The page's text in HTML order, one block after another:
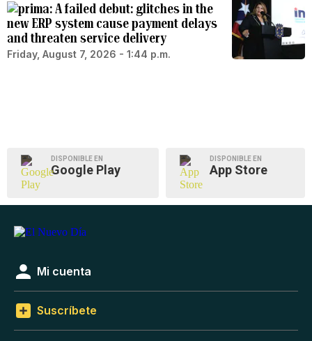
A failed debut: glitches in the
new ERP system cause payment delays
and threaten service delivery
Friday, August 7, 2026 - 1:44 p.m.
DISPONIBLE EN
Google Play
DISPONIBLE EN
App Store
Mi cuenta
Suscríbete